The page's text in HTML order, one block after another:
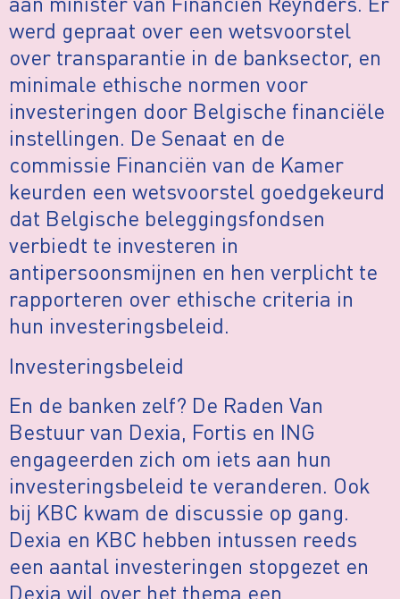
werd gepraat over een wetsvoorstel
over transparantie in de banksector, en
minimale ethische normen voor
investeringen door Belgische financiële
instellingen. De Senaat en de
commissie Financiën van de Kamer
keurden een wetsvoorstel goedgekeurd
dat Belgische beleggingsfondsen
verbiedt te investeren in
antipersoonsmijnen en hen verplicht te
rapporteren over ethische criteria in
hun investeringsbeleid.
Investeringsbeleid
En de banken zelf? De Raden Van
Bestuur van Dexia, Fortis en ING
engageerden zich om iets aan hun
investeringsbeleid te veranderen. Ook
bij KBC kwam de discussie op gang.
Dexia en KBC hebben intussen reeds
een aantal investeringen stopgezet en
Dexia wil over het thema een